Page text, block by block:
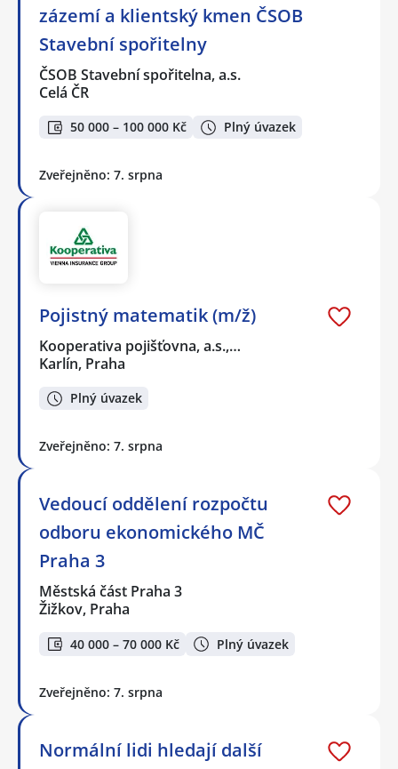
zázemí a klientský kmen ČSOB
Stavební spořitelny
ČSOB Stavební spořitelna, a.s.
Celá ČR
50 000 – 100 000 Kč Plný úvazek
Zveřejněno: 7. srpna
Pojistný matematik (m/ž)
Kooperativa pojišťovna, a.s.,…
Karlín, Praha
Plný úvazek
Zveřejněno: 7. srpna
Vedoucí oddělení rozpočtu
odboru ekonomického MČ
Praha 3
Městská část Praha 3
Žižkov, Praha
40 000 – 70 000 Kč Plný úvazek
Zveřejněno: 7. srpna
Normální lidi hledají další